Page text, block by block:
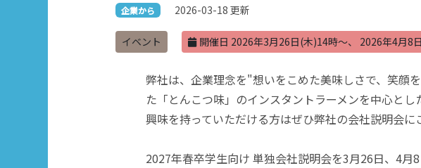
企業から 2026-03-18 更新
イベント 開催日 2026年3月26日(木)14時～、 2026年4月8
弊社は、企業理念を"想いをこめた美味しさで、笑顔
た「とんこつ味」のインスタントラーメンを中心とし
興味を持っていただける方はぜひ弊社の会社説明会に
2027年春卒学生向け 単独会社説明会を3月26日、4月8